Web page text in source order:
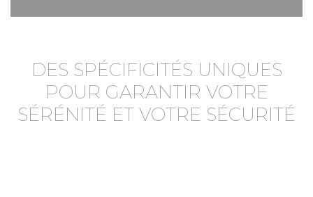
DES SPÉCIFICITÉS UNIQUES
POUR GARANTIR VOTRE
SÉRÉNITÉ ET VOTRE SÉCURITÉ